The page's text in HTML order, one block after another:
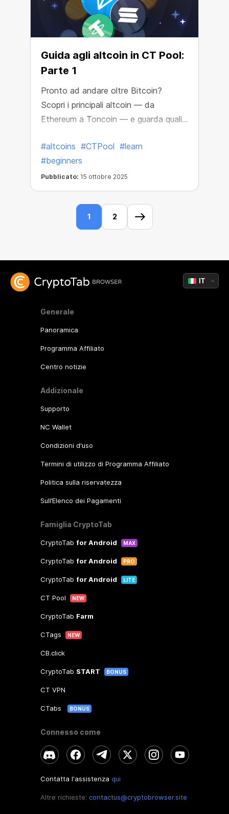
Guida agli altcoin in CT Pool:
Parte 1
Pronto ad andare oltre Bitcoin?
Scopri i principali altcoin — da
Ethereum a Toncoin — e guarda quali
#altcoins #CTPool #learn
#beginners
Pubblicato: 15 ottobre 2025
1 2
Generale
Panoramica
Programma Affiliato
Centro notizie
Addizionale
Supporto
NC Wallet
Condizioni d'uso
Termini di utilizzo di Programma Affiliato
Politica sulla riservatezza
Sull’Elenco dei Pagamenti
Famiglia CryptoTab
CryptoTab for Android MAX
CryptoTab for Android PRO
CryptoTab for Android LITE
CT Pool NEW
CryptoTab Farm
CTags NEW
CB.click
CryptoTab START BONUS
CT VPN
CTabs BONUS
Connesso come
Contatta l'assistenza qui
Altre richieste: contactus@cryptobrowser.site
IT